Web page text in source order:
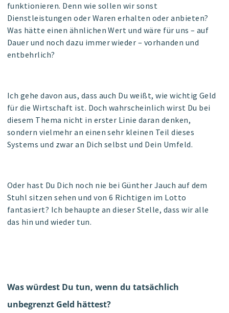
funktionieren. Denn wie sollen wir sonst
Dienstleistungen oder Waren erhalten oder anbieten?
Was hätte einen ähnlichen Wert und wäre für uns – auf
Dauer und noch dazu immer wieder – vorhanden und
entbehrlich?
Ich gehe davon aus, dass auch Du weißt, wie wichtig Geld
für die Wirtschaft ist. Doch wahrscheinlich wirst Du bei
diesem Thema nicht in erster Linie daran denken,
sondern vielmehr an einen sehr kleinen Teil dieses
Systems und zwar an Dich selbst und Dein Umfeld.
Oder hast Du Dich noch nie bei Günther Jauch auf dem
Stuhl sitzen sehen und von 6 Richtigen im Lotto
fantasiert? Ich behaupte an dieser Stelle, dass wir alle
das hin und wieder tun.
Was würdest Du tun, wenn du tatsächlich
unbegrenzt Geld hättest?